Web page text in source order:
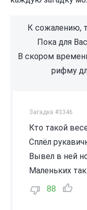
К сожалению,
Пока для
В скором
рифму
Загадка #3346
Кто такой
Сплёл
Вывел в ней
Маленьких
88